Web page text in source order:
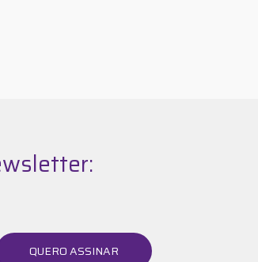
QUERO ASSINAR